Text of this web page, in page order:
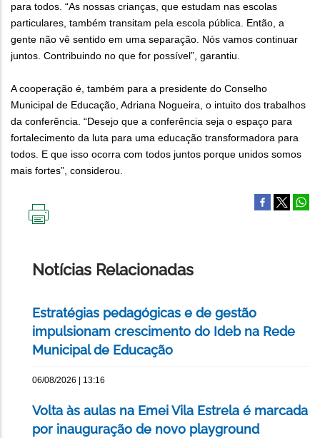
para todos. “As nossas crianças, que estudam nas escolas
particulares, também transitam pela escola pública. Então, a
gente não vê sentido em uma separação. Nós vamos continuar
juntos. Contribuindo no que for possível”, garantiu.
A cooperação é, também para a presidente do Conselho
Municipal de Educação, Adriana Nogueira, o intuito dos trabalhos
da conferência. “Desejo que a conferência seja o espaço para
fortalecimento da luta para uma educação transformadora para
todos. E que isso ocorra com todos juntos porque unidos somos
mais fortes”, considerou.
Notícias Relacionadas
Estratégias pedagógicas e de gestão
impulsionam crescimento do Ideb na Rede
Municipal de Educação
06/08/2026 | 13:16
Volta às aulas na Emei Vila Estrela é marcada
por inauguração de novo playground